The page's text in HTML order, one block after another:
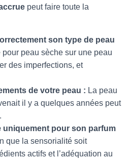
peut faire toute la
son type de peau
peau sèche sur une peau
des imperfections, et
de votre peau : La peau
il y a quelques années peut
uniquement pour son parfum
que la sensorialité soit
actifs et l’adéquation au